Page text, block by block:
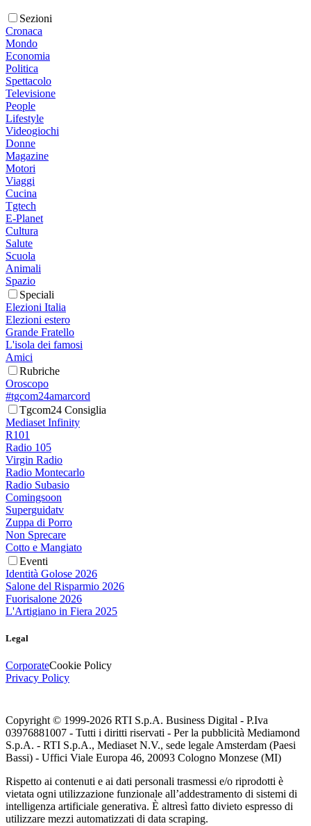
Sezioni
Cronaca
Mondo
Economia
Politica
Spettacolo
Televisione
People
Lifestyle
Videogiochi
Donne
Magazine
Motori
Viaggi
Cucina
Tgtech
E-Planet
Cultura
Salute
Scuola
Animali
Spazio
Speciali
Elezioni Italia
Elezioni estero
Grande Fratello
L'isola dei famosi
Amici
Rubriche
Oroscopo
#tgcom24amarcord
Tgcom24 Consiglia
Mediaset Infinity
R101
Radio 105
Virgin Radio
Radio Montecarlo
Radio Subasio
Comingsoon
Superguidatv
Zuppa di Porro
Non Sprecare
Cotto e Mangiato
Eventi
Identità Golose 2026
Salone del Risparmio 2026
Fuorisalone 2026
L'Artigiano in Fiera 2025
Legal
CorporateCookie Policy
Privacy Policy
Copyright © 1999-2026 RTI S.p.A. Business Digital - P.Iva
03976881007 - Tutti i diritti riservati - Per la pubblicità Mediamond
S.p.A. - RTI S.p.A., Mediaset N.V., sede legale Amsterdam (Paesi
Bassi) - Uffici Viale Europa 46, 20093 Cologno Monzese (MI)
Rispetto ai contenuti e ai dati personali trasmessi e/o riprodotti è
vietata ogni utilizzazione funzionale all’addestramento di sistemi di
intelligenza artificiale generativa. È altresì fatto divieto espresso di
utilizzare mezzi automatizzati di data scraping.